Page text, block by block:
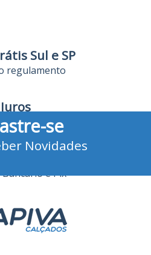
Sul e SP
regulamento
de Crédito
e Pix
se
Novidades